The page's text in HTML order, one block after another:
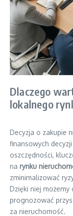
Dlaczego
lokalnego
Decyzja o zakupie
finansowych
oszczędności,
na rynku
zminimalizować
Dzięki niej możemy
prognozować
za nieruchomość.